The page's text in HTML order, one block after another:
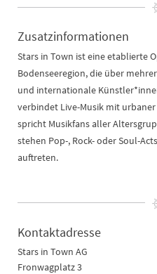
Zusatzinformationen
Stars in Town ist eine etablierte
Bodenseeregion, die über
und internationale
verbindet Live-Musik mit
spricht Musikfans aller
stehen Pop-, Rock- oder Soul-
auftreten.
Kontaktadresse
Stars in Town AG
Fronwagplatz 3